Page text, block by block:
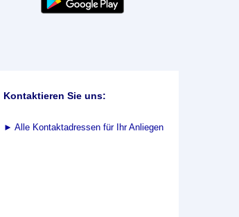
Kontaktieren Sie uns:
► Alle Kontaktadressen für Ihr Anliegen